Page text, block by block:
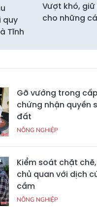
quy
Tĩnh
Vượt khó,
cho những
Gỡ vướng trong
chứng nhận quyền
đất
NÔNG NGHIỆP
Kiểm soát chặt
chủ quan với dịch
cầm
NÔNG NGHIỆP